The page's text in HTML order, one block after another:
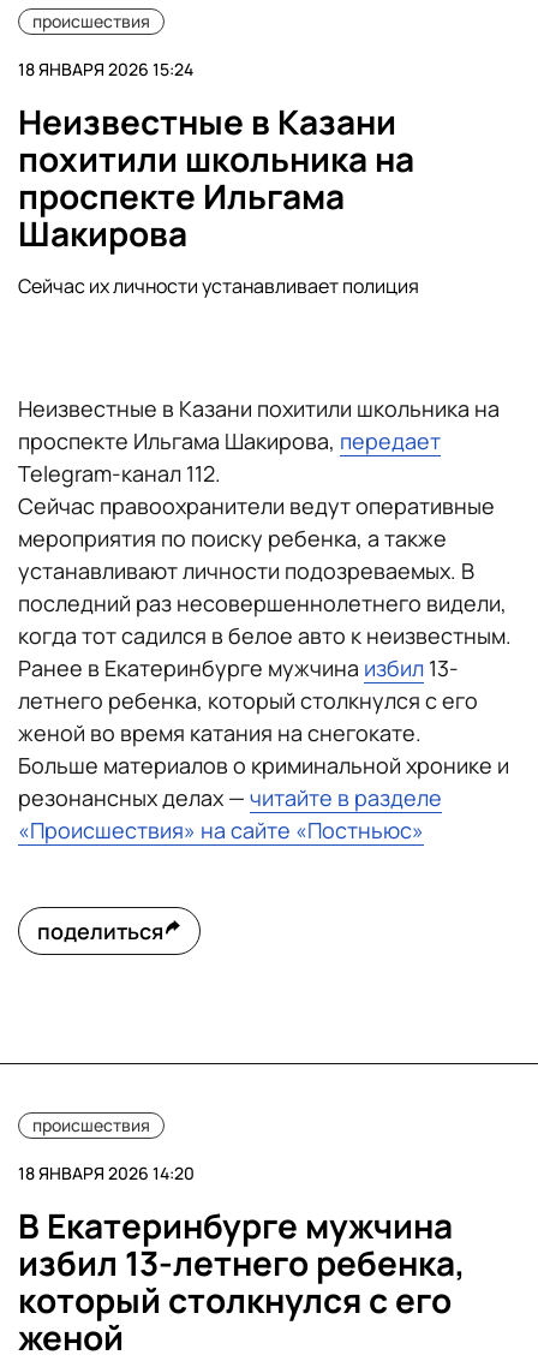
происшествия
18 ЯНВАРЯ 2026 15:24
Неизвестные в Казани
похитили школьника на
проспекте Ильгама
Шакирова
Сейчас их личности устанавливает полиция
Неизвестные в Казани похитили школьника на
проспекте Ильгама Шакирова, передает
Telegram-канал 112.
Сейчас правоохранители ведут оперативные
мероприятия по поиску ребенка, а также
устанавливают личности подозреваемых. В
последний раз несовершеннолетнего видели,
когда тот садился в белое авто к неизвестным.
Ранее в Екатеринбурге мужчина избил 13-
летнего ребенка, который столкнулся с его
женой во время катания на снегокате.
Больше материалов о криминальной хронике и
резонансных делах — читайте в разделе
«Происшествия» на сайте «Постньюс»
поделиться
происшествия
18 ЯНВАРЯ 2026 14:20
В Екатеринбурге мужчина
избил 13-летнего ребенка,
который столкнулся с его
женой